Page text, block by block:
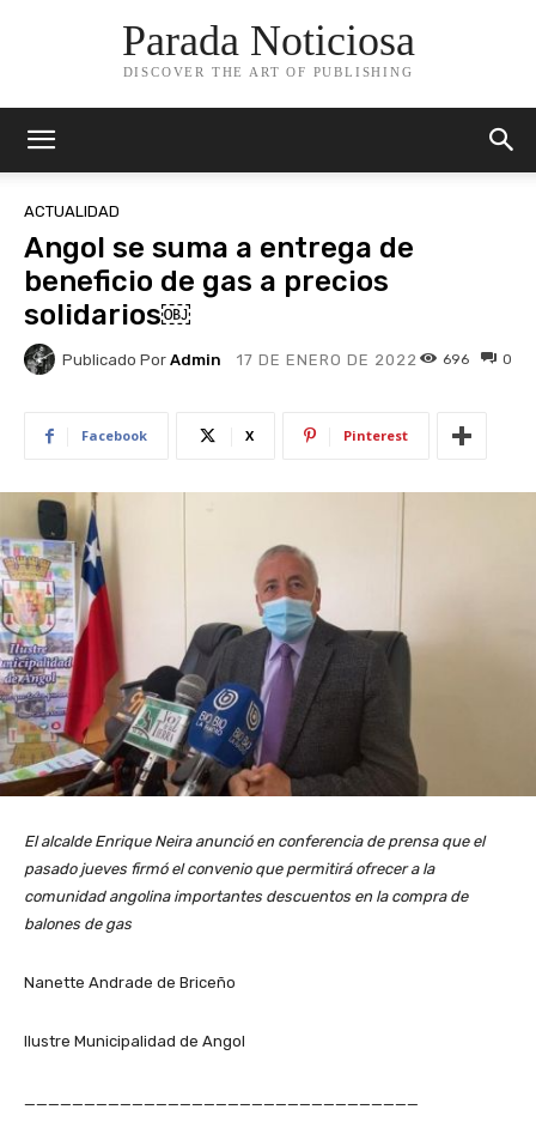
Parada Noticiosa
DISCOVER THE ART OF PUBLISHING
ACTUALIDAD
Angol se suma a entrega de
beneficio de gas a precios
solidarios￼
Publicado Por Admin 17 DE ENERO DE 2022 0
696
Facebook X Pinterest
El alcalde Enrique Neira anunció en conferencia de prensa que el
pasado jueves firmó el convenio que permitirá ofrecer a la
comunidad angolina importantes descuentos en la compra de
balones de gas
Nanette Andrade de Briceño
Ilustre Municipalidad de Angol